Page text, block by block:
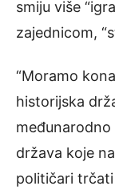
smiju više
zajednicom,
“Moramo
historijska
država koje
političari